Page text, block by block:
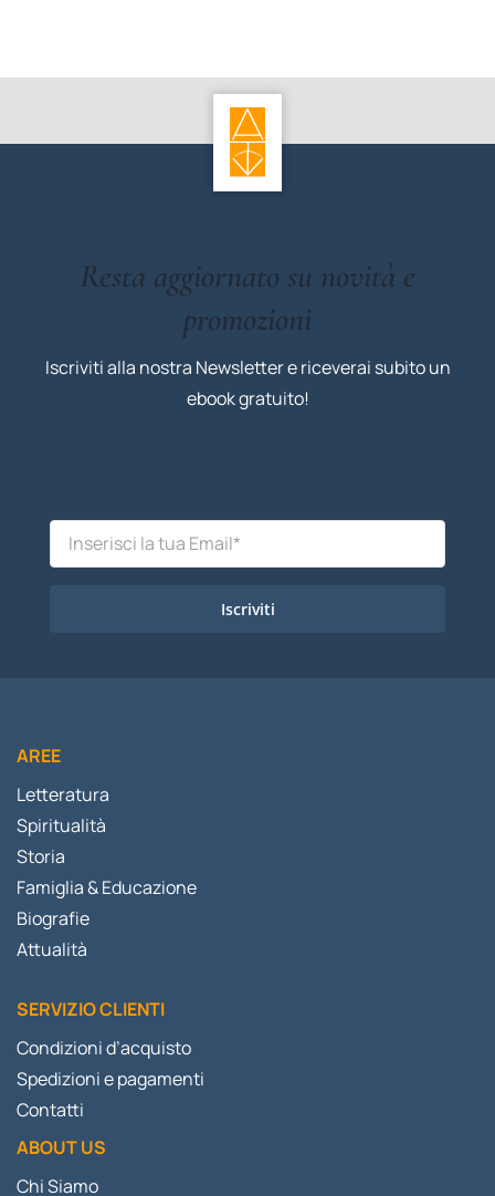
Resta aggiornato su novità e
promozioni
Iscriviti alla nostra Newsletter e riceverai subito un
ebook gratuito!
Iscriviti
AREE
Letteratura
Spiritualità
Storia
Famiglia & Educazione
Biografie
Attualità
SERVIZIO CLIENTI
Condizioni d’acquisto
Spedizioni e pagamenti
Contatti
ABOUT US
Chi Siamo